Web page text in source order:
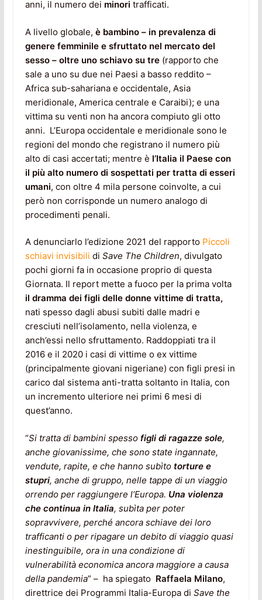
anni, il numero dei minori trafficati.
A livello globale, è bambino – in prevalenza di
genere femminile e sfruttato nel mercato del
sesso – oltre uno schiavo su tre(rapporto che
sale a uno su due nei Paesi a basso reddito –
Africa sub-sahariana e occidentale, Asia
meridionale, America centrale e Caraibi); e una
vittima su venti non ha ancora compiuto gli otto
anni. L’Europa occidentale e meridionale sono le
regioni del mondo che registrano il numero più
alto di casi accertati; mentre è l’Italia il Paese con
il più alto numero di sospettati per tratta di esseri
umani, con oltre 4 mila persone coinvolte, a cui
però non corrisponde un numero analogo di
procedimenti penali.
A denunciarlo l’edizione 2021 del rapporto Piccoli
schiavi invisibili di Save The Children, divulgato
pochi giorni fa in occasione proprio di questa
Giornata. Il report mette a fuoco per la prima volta
il dramma dei figli delle donne vittime di tratta,
nati spesso dagli abusi subiti dalle madri e
cresciuti nell’isolamento, nella violenza, e
anch’essi nello sfruttamento. Raddoppiati tra il
2016 e il 2020 i casi di vittime o ex vittime
(principalmente giovani nigeriane) con figli presi in
carico dal sistema anti-tratta soltanto in Italia, con
un incremento ulteriore nei primi 6 mesi di
quest’anno.
“Si tratta di bambini spesso figli di ragazze sole,
anche giovanissime, che sono state ingannate,
vendute, rapite, e che hanno subìto torture e
stupri, anche di gruppo, nelle tappe di un viaggio
orrendo per raggiungere l’Europa. Una violenza
che continua in Italia, subìta per poter
sopravvivere, perché ancora schiave dei loro
trafficanti o per ripagare un debito di viaggio quasi
inestinguibile, ora in una condizione di
vulnerabilità economica ancora maggiore a causa
della pandemia” – ha spiegato Raffaela Milano,
direttrice dei Programmi Italia-Europa di Save the